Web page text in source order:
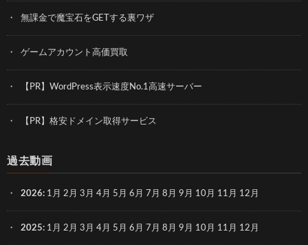
無課金で魔宝石をGETする裏ワザ
ゲームアカウント高価買取
【PR】WordPress表示速度No.1高速サーバー
【PR】格安ドメイン取得サービス
過去動画
2026: 1月 2月 3月 4月 5月 6月 7月 8月 9月 10月 11月 12月
2025: 1月 2月 3月 4月 5月 6月 7月 8月 9月 10月 11月 12月